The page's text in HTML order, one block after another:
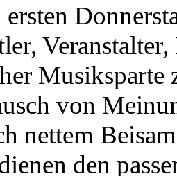
ersten
Musiksparte
von
nettem
den